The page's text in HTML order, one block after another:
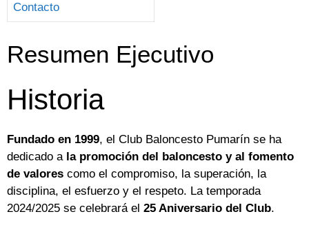
Contacto
Resumen Ejecutivo
Historia
Fundado en 1999, el Club Baloncesto Pumarín se ha
dedicado a la promoción del baloncesto y al fomento
de valores como el compromiso, la superación, la
disciplina, el esfuerzo y el respeto. La temporada
2024/2025 se celebrará el 25 Aniversario del Club.